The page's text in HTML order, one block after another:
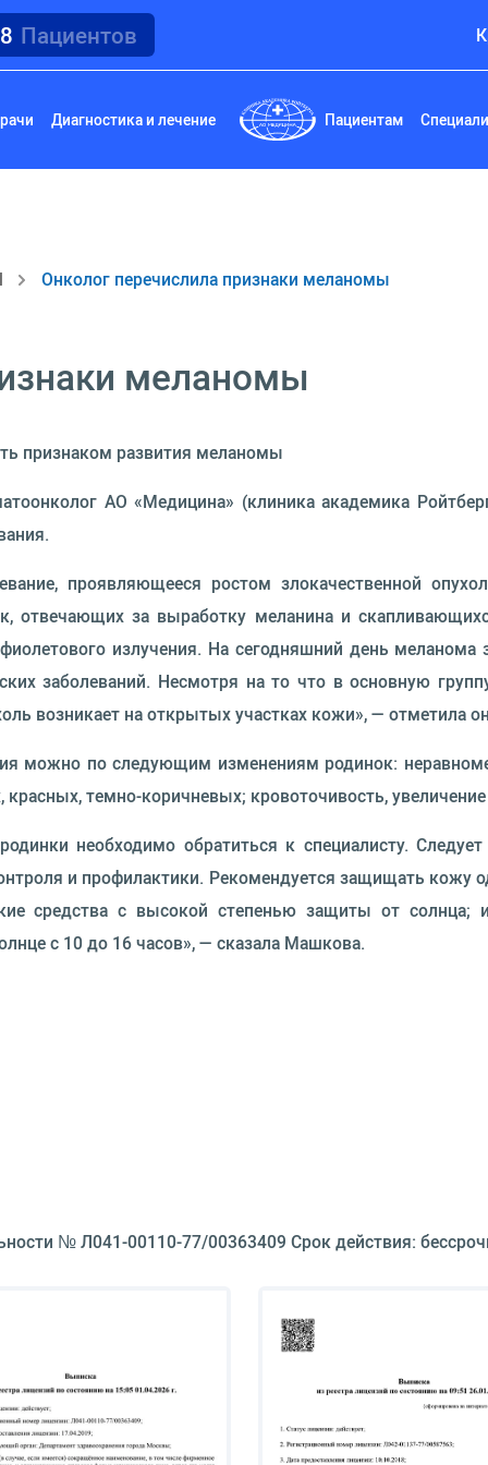
Пациентов
Диагностика и лечение Пациентам
Онколог перечислила признаки меланомы
меланомы
признаком развития меланомы
АО «Медицина» (клиника академика
проявляющееся ростом злокачественной
отвечающих за выработку меланина и
излучения. На сегодняшний день
заболеваний. Несмотря на то что в основную
возникает на открытых участках кожи», — отметила
можно по следующим изменениям родинок:
темно-коричневых; кровоточивость,
необходимо обратиться к специалисту.
и профилактики. Рекомендуется защищать кожу
средства с высокой степенью защиты от солнца;
с 10 до 16 часов», — сказала Машкова.
№ Л041-00110-77/00363409 Срок действия: